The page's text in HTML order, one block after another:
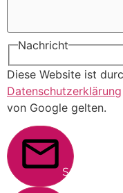
Nachricht
Diese Website ist
Datenschutzerklärung
von Google gelten.
Senden